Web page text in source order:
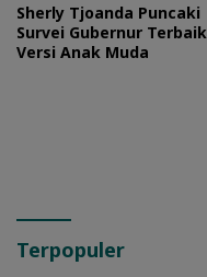
Sherly Tjoanda Puncaki
Survei Gubernur Terbaik
Versi Anak Muda
Terpopuler